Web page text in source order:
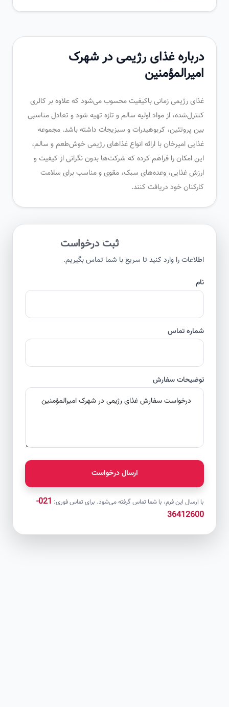
درباره غذای رژیمی در شهرک
امیرالمؤمنین
غذای رژیمی زمانی باکیفیت محسوب می‌شود که علاوه بر کالری
کنترل‌شده، از مواد اولیه سالم و تازه تهیه شود و تعادل مناسبی
بین پروتئین، کربوهیدرات و سبزیجات داشته باشد. مجموعه
غذایی امیرخان با ارائه انواع غذاهای رژیمی خوش‌طعم و سالم،
این امکان را فراهم کرده که شرکت‌ها بدون نگرانی از کیفیت و
ارزش غذایی، وعده‌های سبک، مقوی و مناسب برای سلامت
کارکنان خود دریافت کنند.
ثبت درخواست
اطلاعات را وارد کنید تا سریع با شما تماس بگیریم.
شماره تماس
توضیحات سفارش
ارسال درخواست
با ارسال این فرم، با شما تماس گرفته می‌شود. برای تماس فوری:
021-
36412600